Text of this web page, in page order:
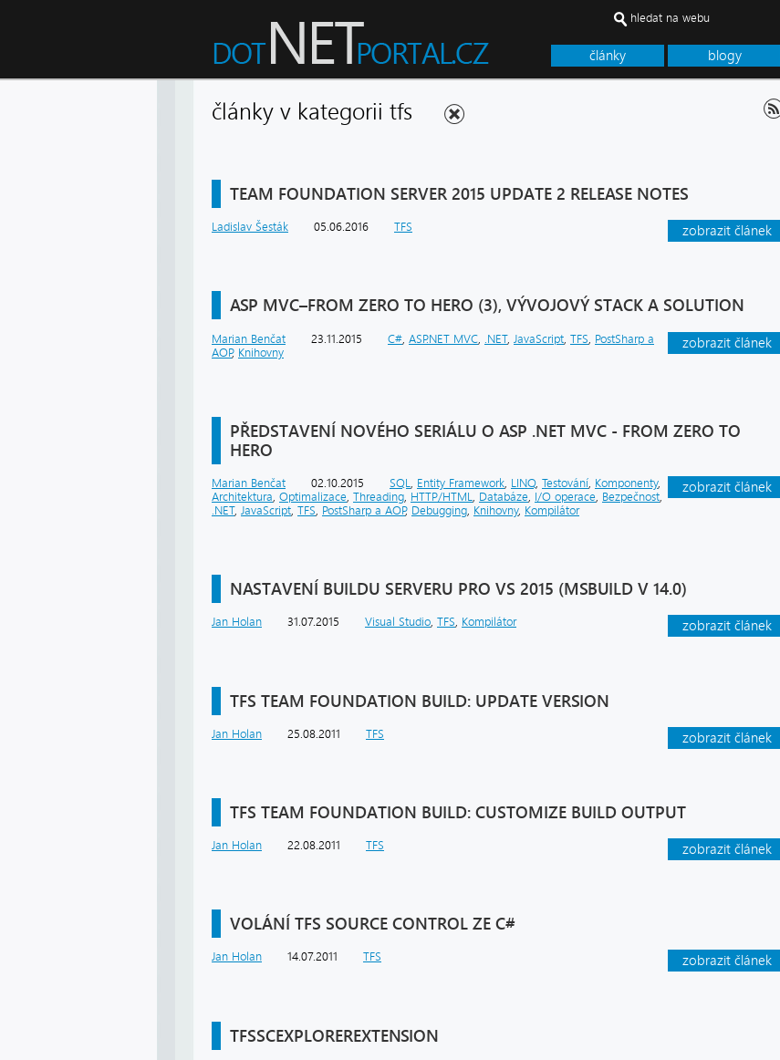
články blogy
hledat na webu
články v kategorii tfs
TEAM FOUNDATION SERVER 2015 UPDATE 2 RELEASE NOTES
zobrazit článek
Ladislav Šesták 05.06.2016 TFS
ASP MVC–FROM ZERO TO HERO (3), VÝVOJOVÝ STACK A SOLUTION
zobrazit článek
Marian Benčat 23.11.2015 C# ASP.NET MVC .NET, JavaScript TFS PostSharp a
AOP, Knihovny
PŘEDSTAVENÍ NOVÉHO SERIÁLU O ASP .NET MVC - FROM ZERO TO
HERO
zobrazit článek
Marian Benčat 02.10.2015 SQL Entity Framework LINQ, Testování Komponenty,
Architektura Optimalizace Threading HTTP/HTML Databáze I/O operace Bezpečnost
.NET, JavaScript TFS PostSharp a AOP, Debugging Knihovny, Kompilátor
NASTAVENÍ BUILDU SERVERU PRO VS 2015 (MSBUILD V 14.0)
zobrazit článek
Jan Holan 31.07.2015 Visual Studio, TFS, Kompilátor
TFS TEAM FOUNDATION BUILD: UPDATE VERSION
zobrazit článek
Jan Holan 25.08.2011 TFS
TFS TEAM FOUNDATION BUILD: CUSTOMIZE BUILD OUTPUT
zobrazit článek
Jan Holan 22.08.2011 TFS
VOLÁNÍ TFS SOURCE CONTROL ZE C#
zobrazit článek
Jan Holan 14.07.2011 TFS
TFSSCEXPLOREREXTENSION